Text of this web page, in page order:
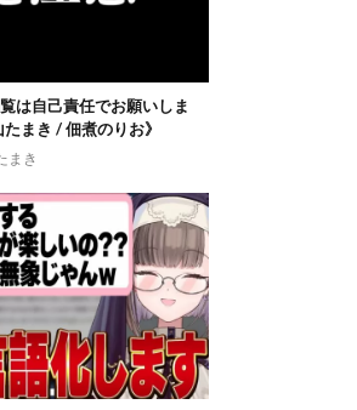
は自己責任でお願いしま
まき / 佃煮のりお》
まき